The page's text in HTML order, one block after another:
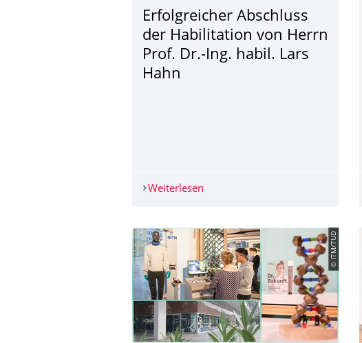
Erfolgreicher Abschluss
der Habilitation von Herrn
Prof. Dr.-Ing. habil. Lars
Hahn
Weiterlesen Erfolgreicher Abschluss der
© ITM/TUD